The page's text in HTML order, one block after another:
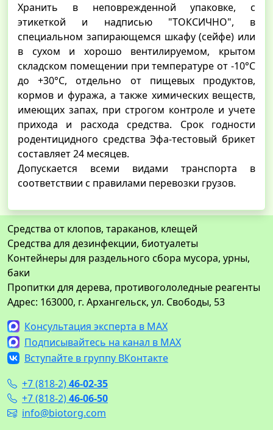
Хранить в неповрежденной упаковке, с
этикеткой и надписью "ТОКСИЧНО", в
специальном запирающемся шкафу (сейфе) или
в сухом и хорошо вентилируемом, крытом
складском помещении при температуре от -10°С
до +30°С, отдельно от пищевых продуктов,
кормов и фуража, а также химических веществ,
имеющих запах, при строгом контроле и учете
прихода и расхода средства. Срок годности
родентицидного средства Эфа-тестовый брикет
составляет 24 месяцев.
Допускается всеми видами транспорта в
соответствии с правилами перевозки грузов.
Средства от клопов, тараканов, клещей
Средства для дезинфекции, биотуалеты
Контейнеры для раздельного сбора мусора, урны,
баки
Пропитки для дерева, противогололедные реагенты
Адрес: 163000, г. Архангельск, ул. Свободы, 53
Консультация эксперта в MAX
Подписывайтесь на канал в MAX
Вступайте в группу ВКонтакте
+7 (818-2)46-02-35
+7 (818-2)46-06-50
info@biotorg.com